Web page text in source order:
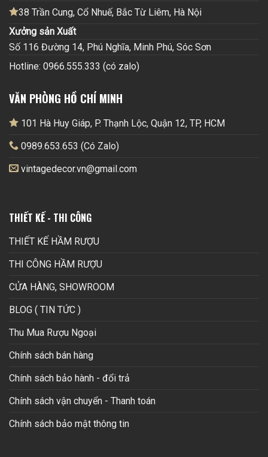
38 Trần Cung, Cổ Nhuế, Bắc Từ Liêm, Hà Nội
Xưởng sản Xuất
Số 116 Đường 14, Phú Nghĩa, Minh Phú, Sóc Sơn
Hotline: 0966.555.333 (có zalo)
VĂN PHÒNG HỒ CHÍ MINH
101 Hà Huy Giáp, P. Thạnh Lộc, Quận 12, TP, HCM
0989.653.653 (Có Zalo)
vintagedecor.vn@gmail.com
THIẾT KẾ - THI CÔNG
THIẾT KẾ HẦM RƯỢU
THI CÔNG HẦM RƯỢU
CỬA HÀNG, SHOWROOM
BLOG ( TIN TỨC )
Thu Mua Rượu Ngoại
Chính sách bán hàng
Chính sách bảo hành - đổi trả
Chính sách vận chuyển - Thanh toán
Chính sách bảo mật thông tin